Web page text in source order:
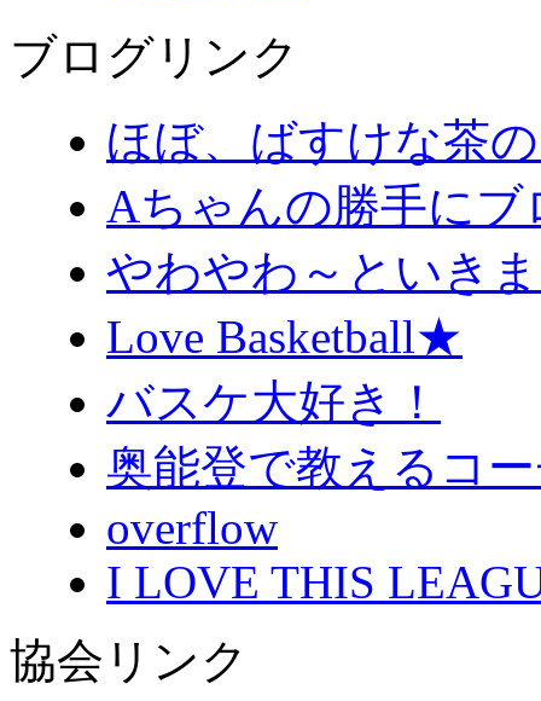
ブログリンク
ほぼ、ばすけな茶
Aちゃんの勝手にブ
やわやわ～といき
Love Basketball★
バスケ大好き！
奥能登で教えるコ
overflow
I LOVE THIS
協会リンク